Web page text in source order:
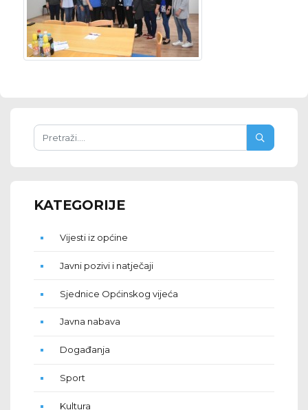
KATEGORIJE
Vijesti iz općine
Javni pozivi i natječaji
Sjednice Općinskog vijeća
Javna nabava
Događanja
Sport
Kultura